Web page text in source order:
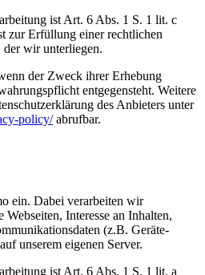
ist Art. 6 Abs. 1 S. 1 lit. c
zur Erfüllung einer rechtlichen
wir unterliegen.
der Zweck ihrer Erhebung
entgegensteht. Weitere
des Anbieters unter
policy/abrufbar.
ein. Dabei verarbeiten wir
Interesse an Inhalten,
(z.B. Geräte-
unserem eigenen Server.
ist Art. 6 Abs. 1 S. 1 lit. a